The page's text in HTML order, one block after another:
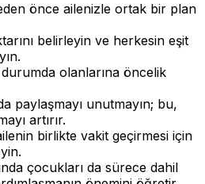
önce ailenizle ortak bir plan
belirleyin ve herkesin eşit
olanlarına öncelik
paylaşmayı unutmayın; bu,
artırır.
birlikte vakit geçirmesi için
çocukları da sürece dahil